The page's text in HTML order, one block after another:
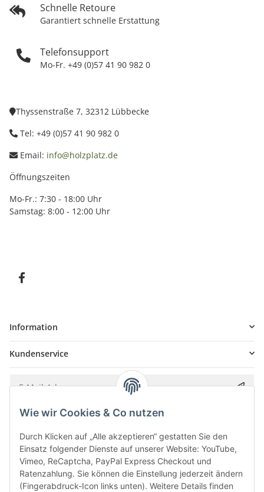
Schnelle Retoure
Garantiert schnelle Erstattung
Telefonsupport
Mo-Fr. +49 (0)57 41 90 982 0
Thyssenstraße 7, 32312 Lübbecke
Tel: +49 (0)57 41 90 982 0
Email: info@holzplatz.de
Öffnungszeiten
Mo-Fr.: 7:30 - 18:00 Uhr
Samstag: 8:00 - 12:00 Uhr
Information
Kundenservice
Bitte senden Sie mir entsprechend IhrerDatenschutzerklärung
Wie wir Cookies & Co nutzen
Durch Klicken auf „Alle akzeptieren“ gestatten Sie den
Einsatz folgender Dienste auf unserer Website: YouTube,
Vimeo, ReCaptcha, PayPal Express Checkout und
Ratenzahlung. Sie können die Einstellung jederzeit ändern
(Fingerabdruck-Icon links unten). Weitere Details finden